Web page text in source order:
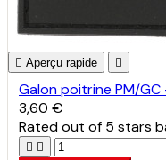
 Aperçu rapide 
Galon poitrine PM/GC
3,60 €
Ratedout of 5 stars
 